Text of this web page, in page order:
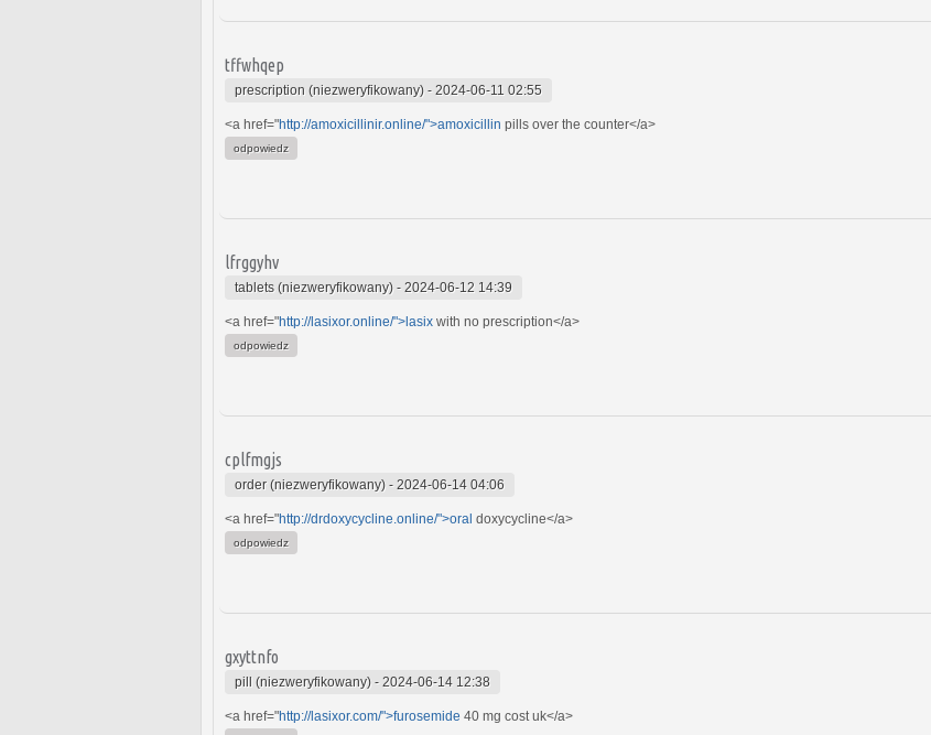
tffwhqep
prescription (niezweryfikowany) - 2024-06-11 02:55
<a href="http://amoxicillinir.online/">amoxicillin pills over the counter</a>
odpowiedz
lfrggyhv
tablets (niezweryfikowany) - 2024-06-12 14:39
<a href="http://lasixor.online/">lasix with no prescription</a>
odpowiedz
cplfmgjs
order (niezweryfikowany) - 2024-06-14 04:06
<a href="http://drdoxycycline.online/">oral doxycycline</a>
odpowiedz
gxyttnfo
pill (niezweryfikowany) - 2024-06-14 12:38
<a href="http://lasixor.com/">furosemide 40 mg cost uk</a>